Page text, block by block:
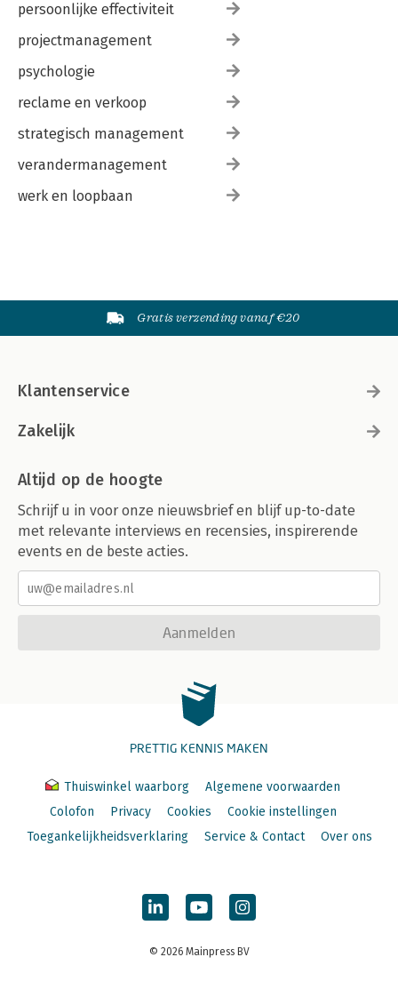
persoonlijke effectiviteit
projectmanagement
psychologie
reclame en verkoop
strategisch management
verandermanagement
werk en loopbaan
Gratis verzending vanaf €20
Klantenservice
Zakelijk
Altijd op de hoogte
Schrijf u in voor onze nieuwsbrief en blijf up-to-date
met relevante interviews en recensies, inspirerende
events en de beste acties.
Aanmelden
PRETTIG KENNIS MAKEN
Thuiswinkel waarborg
Algemene voorwaarden
Colofon
Privacy Cookies
Cookie instellingen
Toegankelijkheidsverklaring
Service & Contact Over ons
© 2026 Mainpress BV